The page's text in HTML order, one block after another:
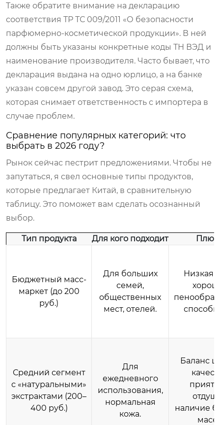
Также обратите внимание на декларацию
соответствия ТР ТС 009/2011 «О безопасности
парфюмерно-косметической продукции». В ней
должны быть указаны конкретные коды ТН ВЭД и
наименование производителя. Часто бывает, что
декларация выдана на одно юрлицо, а на банке
указан совсем другой завод. Это серая схема,
которая снимает ответственность с импортера в
случае проблем.
Сравнение популярных категорий: что
выбрать в 2026 году?
Рынок сейчас пестрит предложениями. Чтобы не
запутаться, я свел основные типы продуктов,
которые предлагает Китай, в сравнительную
таблицу. Это поможет вам сделать осознанный
выбор.
Тип продукта Для кого подходит
Бюджетный масс-
маркет (до 200
руб.)
Для больших
семей,
общественных
мест, отелей.
Низкая
Средний сегмент
с «натуральными»
экстрактами (200–
400 руб.)
Для
ежедневного
использования,
нормальная
кожа.
Баланс
наличие